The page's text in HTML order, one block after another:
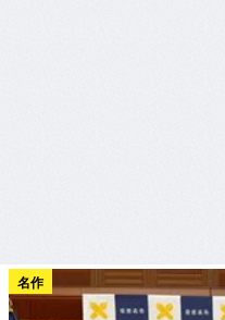
名作